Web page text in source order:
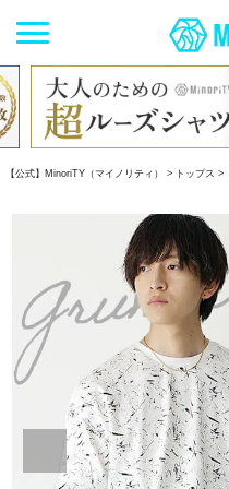
【公式】MinoriTY（マイノリティ） トップス